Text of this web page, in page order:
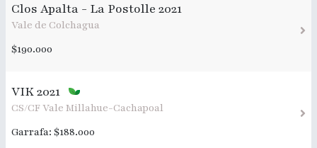
Clos Apalta - La Postolle 2021
Vale de Colchagua
$190.000
VIK 2021
CS/CF Vale Millahue-Cachapoal
Garrafa: $188.000